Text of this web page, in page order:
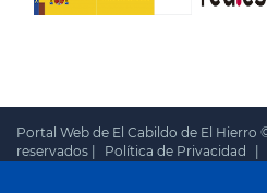
Portal Web de El Cabildo de El Hierro
reservados |
Política de Privacidad